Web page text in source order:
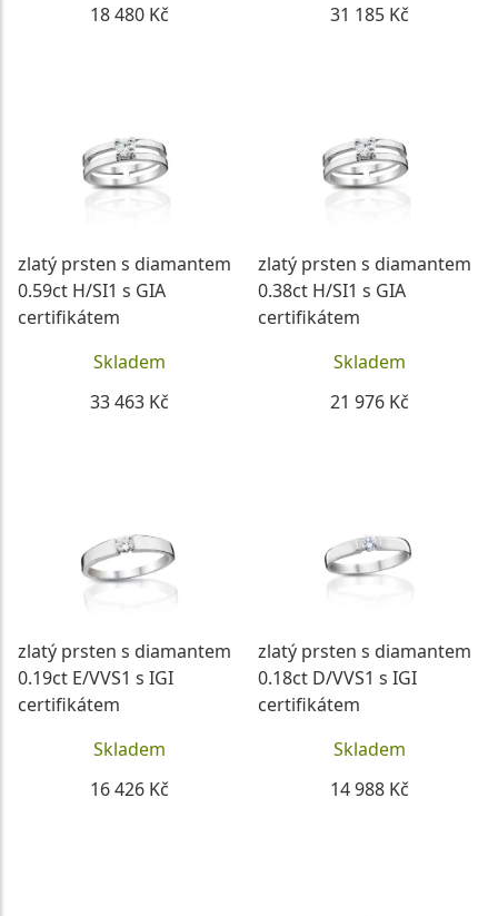
18 480 Kč
31 185 Kč
zlatý prsten s diamantem
0.59ct H/SI1 s GIA
certifikátem
Skladem
33 463 Kč
zlatý prsten s diamantem
0.38ct H/SI1 s GIA
certifikátem
Skladem
21 976 Kč
zlatý prsten s diamantem
0.19ct E/VVS1 s IGI
certifikátem
Skladem
16 426 Kč
zlatý prsten s diamantem
0.18ct D/VVS1 s IGI
certifikátem
Skladem
14 988 Kč